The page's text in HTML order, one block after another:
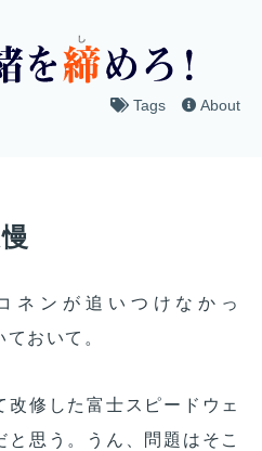
Tags About
ネンが追いつけなかっ
おいて。
改修した富士スピードウェ
思う。うん、問題はそこ